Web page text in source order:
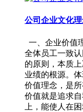
公司企业文化
一、企业价
全体员工一致
的原则，本质
业绩的根源。
价值理念，是
价值就是追求
上，能使人在